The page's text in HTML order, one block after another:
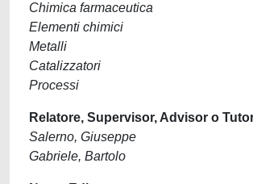
Chimica farmaceutica
Elementi chimici
Metalli
Catalizzatori
Processi
Relatore, Supervisor, Advisor o
Salerno, Giuseppe
Gabriele, Bartolo